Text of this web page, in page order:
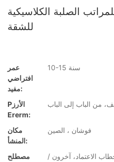
الصلبة الكلاسيكية
للشقة
عمر
افتراضي
مفيد:
10-15 سنة
Pالأرز
Ererm:
من الباب إلى الباب
مكان
المنشأ:
فوشان ، الصين
مصطلح
الاعتماد، آخرون